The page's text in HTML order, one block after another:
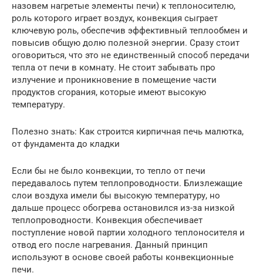
назовем нагретые элементы печи) к теплоносителю,
роль которого играет воздух, конвекция сыграет
ключевую роль, обеспечив эффективный теплообмен и
повысив общую долю полезной энергии. Сразу стоит
оговориться, что это не единственный способ передачи
тепла от печи в комнату. Не стоит забывать про
излучение и проникновение в помещение части
продуктов сгорания, которые имеют высокую
температуру.
Полезно знать: Как строится кирпичная печь малютка,
от фундамента до кладки
Если бы не было конвекции, то тепло от печи
передавалось путем теплопроводности. Близлежащие
слои воздуха имели бы высокую температуру, но
дальше процесс обогрева остановился из-за низкой
теплопроводности. Конвекция обеспечивает
поступление новой партии холодного теплоносителя и
отвод его после нагревания. Данный принцип
используют в основе своей работы конвекционные
печи.